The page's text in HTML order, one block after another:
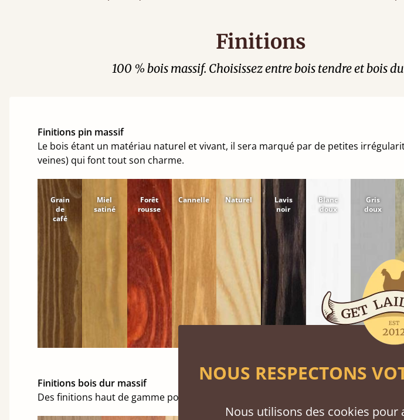
Finitions
100 % bois massif. Choisissez entre bois tendre et bois
Finitions pin massif
Le bois étant un matériau naturel et vivant, il sera marqué par de petites
veines) qui font tout son charme.
Grain
de
café
Miel
satiné
Forêt
rousse
Cannelle Naturel
Lavis
noir
Blanc
doux
Gris
doux
Finitions bois dur massif
Des finitions haut de gamme pour embellir votre chambre.
NOUS RESPECTONS
Nous utilisons des cookies